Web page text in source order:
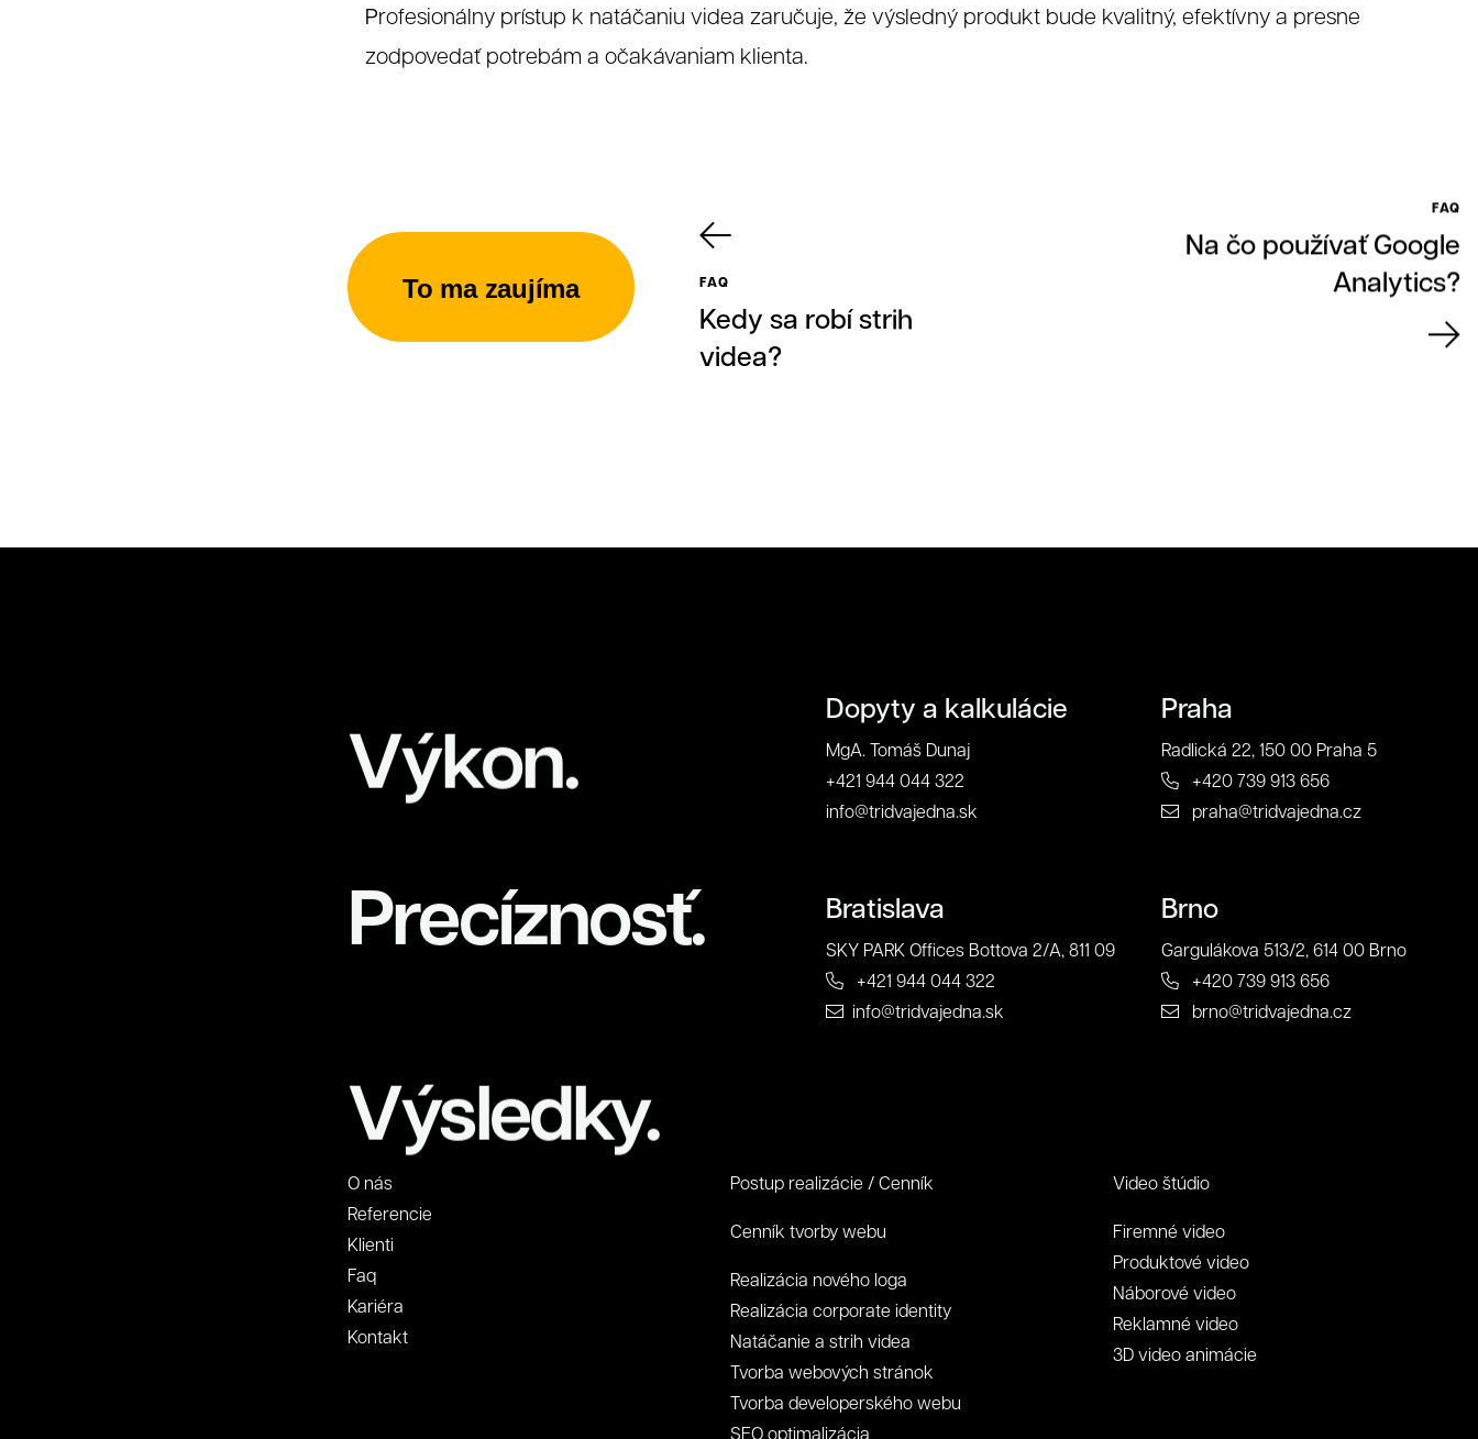
O nás
Kontakt
Profesionálny prístup k natáčaniu videa zaručuje, že výsledný produkt bude kvalitný, efektívny a presne
zodpovedať potrebám a očakávaniam klienta.
To ma zaujíma FAQ
Kedy sa robí strih
videa?
FAQ
Na čo používať Google
Analytics?
Súhlas so spracovaním osobných údajov spoločnosťou 321 CREATIVE CREW s.
Zavrieť Odoslať
Výkon.
Precíznosť.
Výsledky.
Dopyty a kalkulácie
MgA. Tomáš Dunaj
+421 944 044 322
info@tridvajedna.sk
Bratislava
SKY PARK Offices Bottova 2/A, 811 09
+421 944 044 322
info@tridvajedna.sk
Praha
Radlická 22, 150 00 Praha 5
+420 739 913 656
praha@tridvajedna.cz
Brno
Gargulákova 513/2, 614 00 Brno
+420 739 913 656
brno@tridvajedna.cz
O nás
Referencie
Klienti
Faq
Kariéra
Kontakt
Postup realizácie / Cenník
Cenník tvorby webu
Realizácia nového loga
Realizácia corporate identity
Natáčanie a strih videa
Tvorba webových stránok
Tvorba developerského webu
SEO optimalizácia
Video štúdio
Firemné video
Produktové video
Náborové video
Reklamné video
3D video animácie